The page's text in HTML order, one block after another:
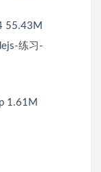
55.43M
练习-
1.61M